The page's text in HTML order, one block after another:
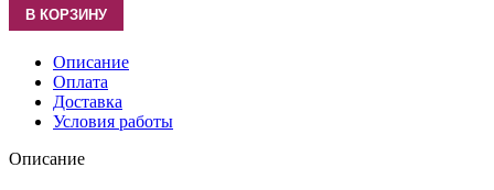
Описание
Оплата
Доставка
Условия работы
Описание